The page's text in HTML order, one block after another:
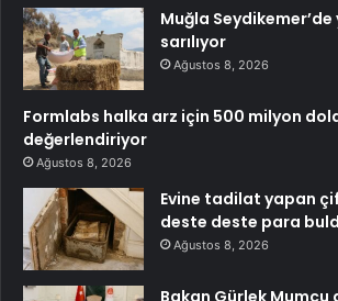
Muğla
sarılıyor
Ağustos 8, 2026
Formlabs halka arz için 500 milyon
değerlendiriyor
Ağustos 8, 2026
Evine tadilat yapan
deste deste para
Ağustos 8, 2026
Bakan Gürlek